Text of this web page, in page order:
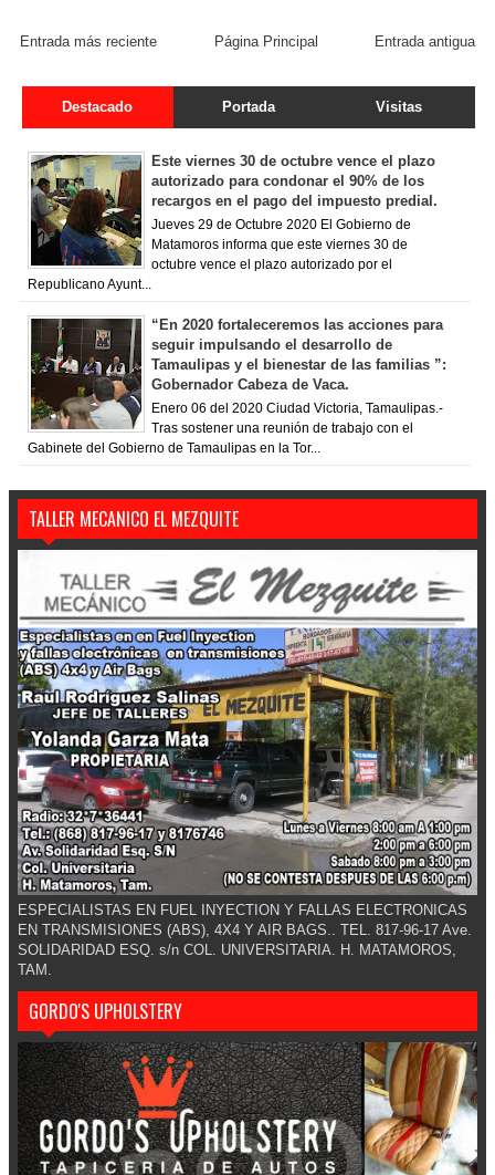
Entrada más reciente Entrada antigua
Página Principal
Destacado Portada Visitas
Este viernes 30 de octubre vence el plazo
autorizado para condonar el 90% de los
recargos en el pago del impuesto predial.
Jueves 29 de Octubre 2020 El Gobierno de
Matamoros informa que este viernes 30 de
octubre vence el plazo autorizado por el
Republicano Ayunt...
“En 2020 fortaleceremos las acciones para
seguir impulsando el desarrollo de
Tamaulipas y el bienestar de las familias ”:
Gobernador Cabeza de Vaca.
Enero 06 del 2020 Ciudad Victoria, Tamaulipas.-
Tras sostener una reunión de trabajo con el
Gabinete del Gobierno de Tamaulipas en la Tor...
TALLER MECANICO EL MEZQUITE
ESPECIALISTAS EN FUEL INYECTION Y FALLAS ELECTRONICAS
EN TRANSMISIONES (ABS), 4X4 Y AIR BAGS.. TEL. 817-96-17 Ave.
SOLIDARIDAD ESQ. s/n COL. UNIVERSITARIA. H. MATAMOROS,
TAM.
GORDO'S UPHOLSTERY